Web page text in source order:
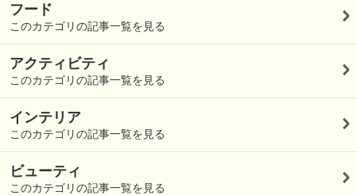
フード
このカテゴリの記事一覧を見る
アクティビティ
このカテゴリの記事一覧を見る
インテリア
このカテゴリの記事一覧を見る
ビューティ
このカテゴリの記事一覧を見る